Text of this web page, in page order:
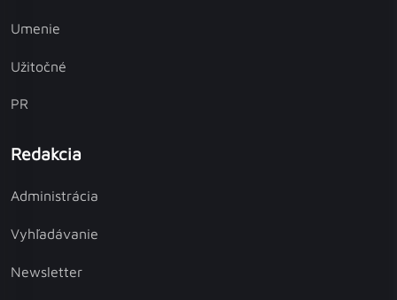
Umenie
Užitočné
PR
Redakcia
Administrácia
Vyhľadávanie
Newsletter